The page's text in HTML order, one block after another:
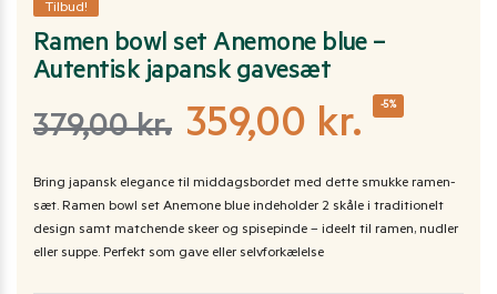
Tilbud!
Ramen bowl set Anemone blue –
Autentisk japansk gavesæt
379,00kr. 359,00 kr. -5%
Bring japansk elegance til middagsbordet med dette smukke ramen-
sæt. Ramen bowl set Anemone blue indeholder 2 skåle i traditionelt
design samt matchende skeer og spisepinde – ideelt til ramen, nudler
eller suppe. Perfekt som gave eller selvforkælelse